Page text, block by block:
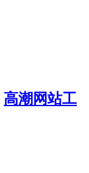
高潮网站工